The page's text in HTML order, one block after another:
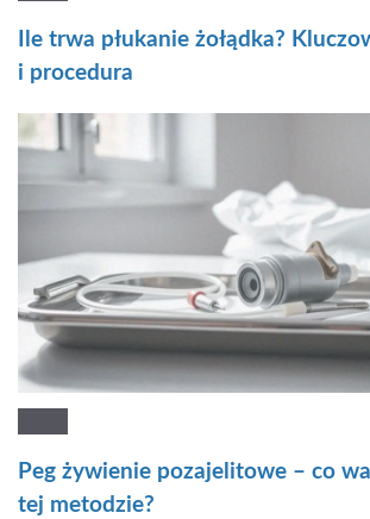
Ile trwa płukanie żołądka?
i procedura
Peg żywienie pozajelitowe – co
tej metodzie?